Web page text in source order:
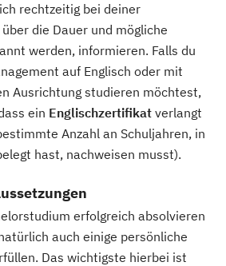
rechtzeitig bei deiner
die Dauer und mögliche
werden, informieren. Falls du
auf Englisch oder mit
Ausrichtung studieren möchtest,
ein Englischzertifikat verlangt
Anzahl an Schuljahren, in
hast, nachweisen musst).
erfolgreich absolvieren
auch einige persönliche
Das wichtigste hierbei ist